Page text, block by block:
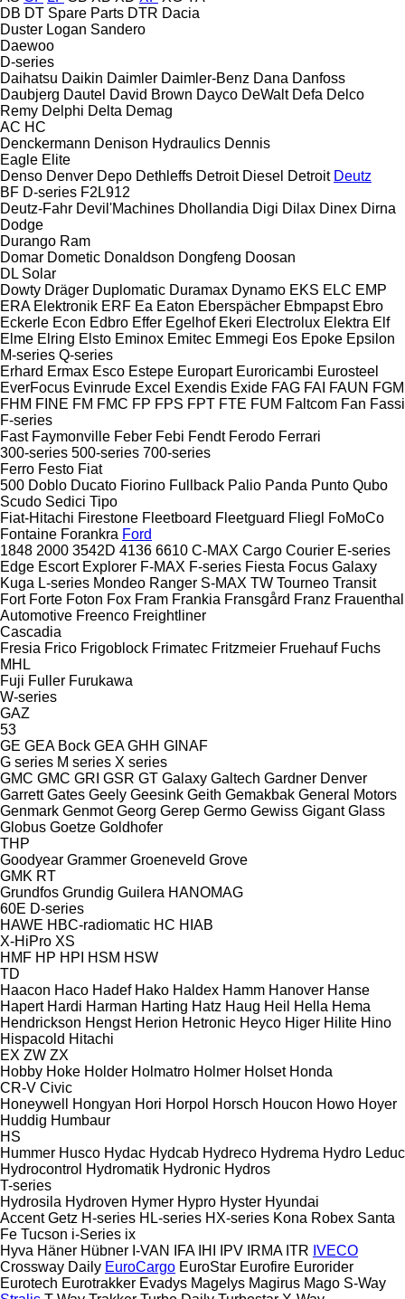
DB DT Spare Parts DTR Dacia
Duster Logan Sandero
Daewoo
D-series
Daihatsu Daikin Daimler Daimler-Benz Dana Danfoss
Daubjerg Dautel David Brown Dayco DeWalt Defa Delco
Remy Delphi Delta Demag
AC HC
Denckermann Denison Hydraulics Dennis
Eagle Elite
Denso Denver Depo Dethleffs Detroit Diesel Detroit Deutz
BF D-series F2L912
Deutz-Fahr Devil'Machines Dhollandia Digi Dilax Dinex Dirna
Dodge
Durango Ram
Domar Dometic Donaldson Dongfeng Doosan
DL Solar
Dowty Dräger Duplomatic Duramax Dynamo EKS ELC EMP
ERA Elektronik ERF Ea Eaton Eberspächer Ebmpapst Ebro
Eckerle Econ Edbro Effer Egelhof Ekeri Electrolux Elektra Elf
Elme Elring Elsto Eminox Emitec Emmegi Eos Epoke Epsilon
M-series Q-series
Erhard Ermax Esco Estepe Europart Euroricambi Eurosteel
EverFocus Evinrude Excel Exendis Exide FAG FAI FAUN FGM
FHM FINE FM FMC FP FPS FPT FTE FUM Faltcom Fan Fassi
F-series
Fast Faymonville Feber Febi Fendt Ferodo Ferrari
300-series 500-series 700-series
Ferro Festo Fiat
500 Doblo Ducato Fiorino Fullback Palio Panda Punto Qubo
Scudo Sedici Tipo
Fiat-Hitachi Firestone Fleetboard Fleetguard Fliegl
FoMoCo
Fontaine Forankra Ford
1848 2000 3542D 4136 6610 C-MAX Cargo Courier E-series
Edge Escort Explorer F-MAX F-series Fiesta Focus Galaxy
Kuga L-series Mondeo Ranger S-MAX TW Tourneo Transit
Fort Forte Foton Fox Fram Frankia Fransgård Franz Frauenthal
Automotive Freenco Freightliner
Cascadia
Fresia Frico Frigoblock Frimatec Fritzmeier Fruehauf Fuchs
MHL
Fuji Fuller Furukawa
W-series
GAZ
53
GE GEA Bock GEA GHH GINAF
G series M series X series
GMC GMC GRI GSR GT Galaxy Galtech Gardner Denver
Garrett Gates Geely Geesink Geith Gemakbak General Motors
Genmark Genmot Georg Gerep Germo Gewiss Gigant Glass
Globus Goetze Goldhofer
THP
Goodyear Grammer Groeneveld Grove
GMK RT
Grundfos Grundig Guilera HANOMAG
60E D-series
HAWE HBC-radiomatic HC HIAB
X-HiPro XS
HMF HP HPI HSM HSW
TD
Haacon Haco Hadef Hako Haldex Hamm Hanover Hanse
Hapert Hardi Harman Harting Hatz Haug Heil Hella Hema
Hendrickson Hengst Herion Hetronic Heyco Higer Hilite Hino
Hispacold Hitachi
EX ZW ZX
Hobby Hoke Holder Holmatro Holmer Holset Honda
CR-V Civic
Honeywell
Hongyan Hori Horpol Horsch Houcon Howo Hoyer
Huddig Humbaur
HS
Hummer Husco Hydac Hydcab Hydreco Hydrema Hydro Leduc
Hydrocontrol Hydromatik Hydronic Hydros
T-series
Hydrosila Hydroven Hymer Hypro Hyster Hyundai
Accent Getz H-series HL-series HX-series Kona Robex Santa
Fe Tucson i-Series ix
Hyva Häner Hübner I-VAN IFA IHI IPV IRMA ITR IVECO
Crossway Daily EuroCargo EuroStar Eurofire Eurorider
Eurotech Eurotrakker Evadys Magelys Magirus Mago S-Way